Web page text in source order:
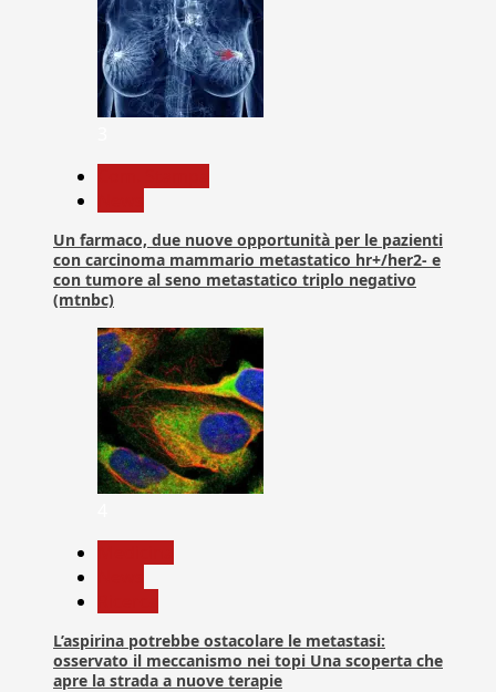
Un farmaco, due nuove opportunità per le pazienti
con carcinoma mammario metastatico hr+/her2- e
con tumore al seno metastatico triplo negativo
(mtnbc)
L’aspirina potrebbe ostacolare le metastasi:
osservato il meccanismo nei topi Una scoperta che
apre la strada a nuove terapie